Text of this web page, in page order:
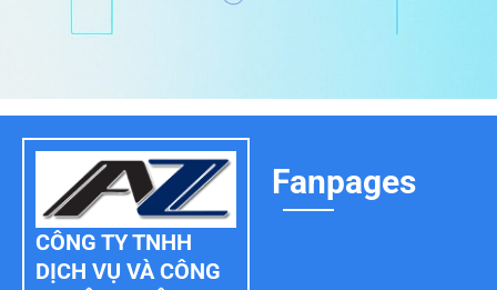
CÔNG TY TNHH
DỊCH VỤ VÀ CÔNG
Fanpages